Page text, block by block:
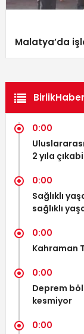
Malatya’da
0:00
2 yıla
0:00
Sağlıklı
sağlıklı
0:00
Kahraman
0:00
Deprem
kesmiyor
0:00